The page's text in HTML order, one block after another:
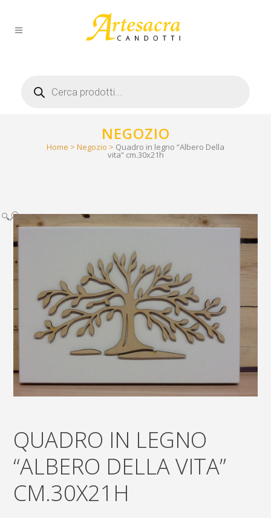
search
NEGOZIO
Home > Negozio > Quadro in legno “Albero Della
vita” cm.30x21h
🔍
QUADRO IN LEGNO
“ALBERO DELLA VITA”
CM.30X21H